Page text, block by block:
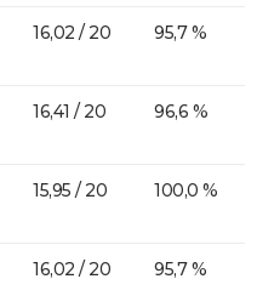
16,02 / 20 95,7 %
16,41 / 20 96,6 %
15,95 / 20 100,0 %
16,02 / 20 95,7 %